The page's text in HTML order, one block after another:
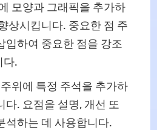
모양과 그래픽을 추가하
상시킵니다. 중요한 점 주
입하여 중요한 점을 강조
다.
위에 특정 주석을 추가하
다. 요점을 설명, 개선 또
석하는 데 사용합니다.